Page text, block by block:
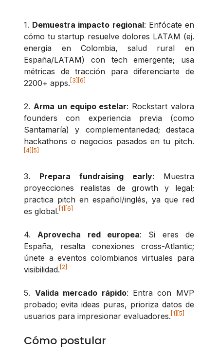
1. Demuestra impacto regional: Enfócate en
cómo tu startup resuelve dolores LATAM (ej.
energía en Colombia, salud rural en
España/LATAM) con tech emergente; usa
métricas de tracción para diferenciarte de
2200+ apps. [3] [6]
2. Arma un equipo estelar: Rockstart valora
founders con experiencia previa (como
Santamaría) y complementariedad; destaca
hackathons o negocios pasados en tu pitch.
[4] [5]
3. Prepara fundraising early: Muestra
proyecciones realistas de growth y legal;
practica pitch en español/inglés, ya que red
es global. [1] [6]
4. Aprovecha red europea: Si eres de
España, resalta conexiones cross-Atlantic;
únete a eventos colombianos virtuales para
visibilidad. [2]
5. Valida mercado rápido: Entra con MVP
probado; evita ideas puras, prioriza datos de
usuarios para impresionar evaluadores. [1] [5]
Cómo postular